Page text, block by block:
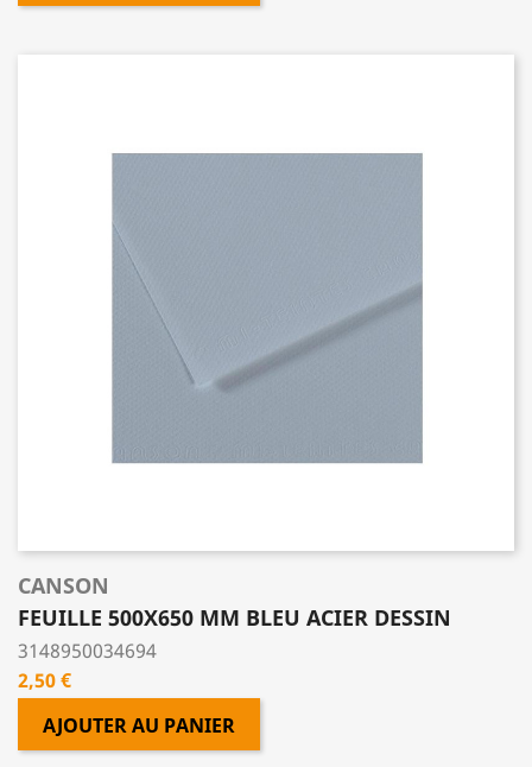
CANSON
FEUILLE 500X650 MM BLEU ACIER DESSIN
3148950034694
Prix
2,50 €
AJOUTER AU PANIER